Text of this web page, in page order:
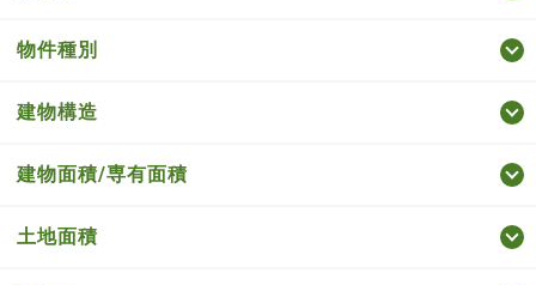
物件種別
建物構造
建物面積/専有面積
土地面積